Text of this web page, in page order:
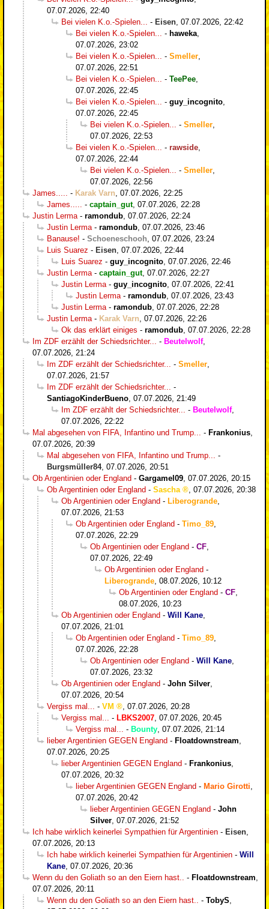
07.07.2026, 22:40
Bei vielen K.o.-Spielen...
- Eisen 07.07.2026, 22:42
Bei vielen K.o.-Spielen...
- haweka
07.07.2026, 23:02
Bei vielen K.o.-Spielen...
- Smeller
07.07.2026, 22:51
Bei vielen K.o.-Spielen...
- TeePee
07.07.2026, 22:45
Bei vielen K.o.-Spielen...
- guy_incognito
07.07.2026, 22:45
Bei vielen K.o.-Spielen...
- Smeller
07.07.2026, 22:53
Bei vielen K.o.-Spielen...
- rawside
07.07.2026, 22:44
Bei vielen K.o.-Spielen...
- Smeller
07.07.2026, 22:56
James.....
- Karak Varn 07.07.2026, 22:25
James.....
- captain_gut, 07.07.2026, 22:28
Justin Lerma - ramondub 07.07.2026, 22:24
Justin Lerma - ramondub 07.07.2026, 23:46
Banause! - Schoeneschooh 07.07.2026, 23:24
Luis Suarez - Eisen 07.07.2026, 22:44
Luis Suarez - guy_incognito 07.07.2026, 22:46
Justin Lerma - captain_gut, 07.07.2026, 22:27
Justin Lerma - guy_incognito 07.07.2026, 22:41
Justin Lerma - ramondub 07.07.2026, 23:43
Justin Lerma - ramondub 07.07.2026, 22:28
Justin Lerma - Karak Varn 07.07.2026, 22:26
Ok das erklärt einiges - ramondub 07.07.2026, 22:28
Im ZDF erzählt der Schiedsrichter...
- Beutelwolf,
07.07.2026, 21:24
Im ZDF erzählt der Schiedsrichter...
- Smeller
07.07.2026, 21:57
Im ZDF erzählt der Schiedsrichter...
-
SantiagoKinderBueno 07.07.2026, 21:49
Im ZDF erzählt der Schiedsrichter...
- Beutelwolf,
07.07.2026, 22:22
Mal abgesehen von FIFA, Infantino und Trump...
- Frankonius
07.07.2026, 20:39
Mal abgesehen von FIFA, Infantino und Trump...
-
Burgsmüller84, 07.07.2026, 20:51
Ob Argentinien oder England - Gargamel09 07.07.2026, 20:15
Ob Argentinien oder England - Sascha
07.07.2026, 20:38
Ob Argentinien oder England - Liberogrande
07.07.2026, 21:53
Ob Argentinien oder England - Timo_89
07.07.2026, 22:29
Ob Argentinien oder England - CF
07.07.2026, 22:49
Ob Argentinien oder England -
Liberogrande 08.07.2026, 10:12
Ob Argentinien oder England - CF
08.07.2026, 10:23
Ob Argentinien oder England - Will Kane
07.07.2026, 21:01
Ob Argentinien oder England - Timo_89
07.07.2026, 22:28
Ob Argentinien oder England - Will Kane
07.07.2026, 23:32
Ob Argentinien oder England - John Silver
07.07.2026, 20:54
Vergiss mal...
- VM
07.07.2026, 20:28
Vergiss mal...
- LBKS2007 07.07.2026, 20:45
Vergiss mal...
- Bounty 07.07.2026, 21:14
lieber Argentinien GEGEN England - Floatdownstream
07.07.2026, 20:25
lieber Argentinien GEGEN England - Frankonius
07.07.2026, 20:32
lieber Argentinien GEGEN England - Mario Girotti
07.07.2026, 20:42
lieber Argentinien GEGEN England - John
Silver 07.07.2026, 21:52
Ich habe wirklich keinerlei Sympathien für Argentinien - Eisen
07.07.2026, 20:13
Ich habe wirklich keinerlei Sympathien für Argentinien - Will
Kane 07.07.2026, 20:36
Wenn du den Goliath so an den Eiern hast..
- Floatdownstream
07.07.2026, 20:11
Wenn du den Goliath so an den Eiern hast..
- TobyS